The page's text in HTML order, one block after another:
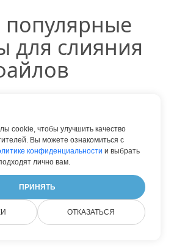
популярные
для слияния
другие популярные
форматы:
cookie, чтобы улучшить качество
Вы можете ознакомиться с
конфиденциальности и выбрать
лично вам.
ПРИНЯТЬ
ОТКАЗАТЬСЯ